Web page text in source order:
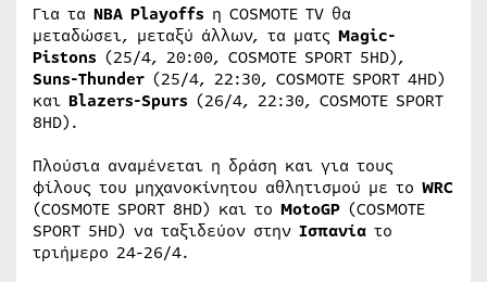
Για τα NBA Playoffs η COSMOTE TV θα
μεταδώσει, μεταξύ άλλων, τα ματς Magic-
Pistons (25/4, 20:00, COSMOTE SPORT 5HD),
Suns-Thunder (25/4, 22:30, COSMOTE SPORT 4HD)
και Blazers-Spurs (26/4, 22:30, COSMOTE SPORT
8HD).
Πλούσια αναμένεται η δράση και για τους
φίλους του μηχανοκίνητου αθλητισμού με το WRC
(COSMOTE SPORT 8HD) και το MotoGP (COSMOTE
SPORT 5HD) να ταξιδεύον στην Ισπανία το
τριήμερο 24-26/4.